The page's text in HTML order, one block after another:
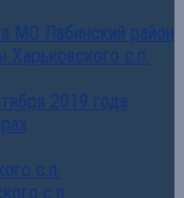
МО Лабинский район
с.п.
2019 года
с.п.
с.п.